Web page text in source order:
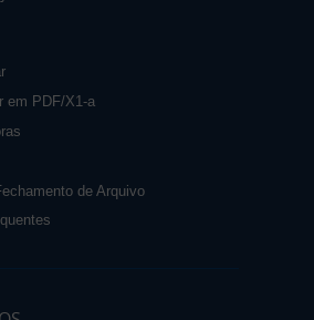
em PDF/X1-a
de Arquivo